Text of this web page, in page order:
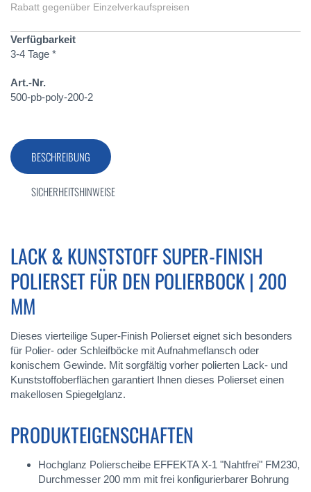
Rabatt gegenüber Einzelverkaufspreisen
Verfügbarkeit
3-4 Tage *
Art.-Nr.
500-pb-poly-200-2
BESCHREIBUNG
LACK & KUNSTSTOFF SUPER-FINISH
POLIERSET FÜR DEN POLIERBOCK | 200
MM
Dieses vierteilige Super-Finish Polierset eignet sich besonders
für Polier- oder Schleifböcke mit Aufnahmeflansch oder
konischem Gewinde. Mit sorgfältig vorher polierten Lack- und
Kunststoffoberflächen garantiert Ihnen dieses Polierset einen
makellosen Spiegelglanz.
PRODUKTEIGENSCHAFTEN
Hochglanz Polierscheibe EFFEKTA X-1 "Nahtfrei" FM230,
Durchmesser 200 mm mit frei konfigurierbarer Bohrung
SICHERHEITSHINWEISE